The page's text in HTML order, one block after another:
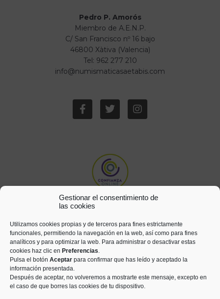
Gestionar el consentimiento de
las cookies
Utilizamos cookies propias y de terceros para fines estrictamente
funcionales, permitiendo la navegación en la web, así como para fines
analíticos y para optimizar la web. Para administrar o desactivar estas
cookies haz clic en Preferencias.
Pulsa el botón Aceptar para confirmar que has leído y aceptado la
información presentada.
Después de aceptar, no volveremos a mostrarte este mensaje, excepto en
el caso de que borres las cookies de tu dispositivo.
Pedro P. Amorós
Miembro de A.E.N.P.
C/ San Francisco nº 16 bajo
46800 Xàtiva (Valencia)
Tel: 962 277 210
info@numismaticasaetabis.com